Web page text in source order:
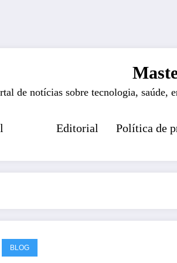
de notícias sobre tecnologia, saúde,
Editorial Política de
BLOG